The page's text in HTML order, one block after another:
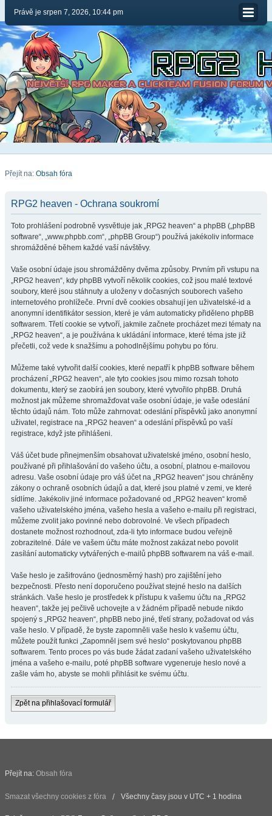
Právě je srpen 7, 2026, 10:44 pm
Přejít na: Obsah fóra
RPG2 heaven - Ochrana soukromí
Toto prohlášení podrobně vysvětluje jak „RPG2 heaven“ a phpBB („phpBB
software“, „www.phpbb.com“, „phpBB Group“) používá jakékoliv informace
shromážděné během každé vaší návštěvy.
Vaše osobní údaje jsou shromážděny dvěma způsoby. Prvním při vstupu na
„RPG2 heaven“, kdy phpBB vytvoří několik cookies, což jsou malé textové
soubory, které jsou stáhnuty a uloženy v dočasných souborech vašeho
internetového prohlížeče. První dvě cookies obsahují jen uživatelské-id a
anonymní identifikátor session, které je vám automaticky přiděleno phpBB
softwarem. Třetí cookie se vytvoří, jakmile začnete procházet mezi tématy na
„RPG2 heaven“, a je používána k ukládání informace, které téma jste již
přečetli, což vede k snažšímu a pohodlnějšímu pohybu po fóru.
Můžeme také vytvořit další cookies, které nepatří k phpBB software během
procházení „RPG2 heaven“, ale tyto cookies jsou mimo rozsah tohoto
dokumentu, který se zaobírá jen soubory, které vytvořilo phpBB. Druhá
možnost jak můžeme shromažďovat vaše osobní údaje, je vaše odeslání
těchto údajů nám. Toto může zahrnovat: odeslání příspěvků jako anonymní
uživatel, registrace na „RPG2 heaven“ a odeslání příspěvků po vaší
registrace, když jste přihlášeni.
Váš účet bude přinejmenším obsahovat uživatelské jméno, osobní heslo,
používané při přihlašování do vašeho účtu, a osobní, platnou e-mailovou
adresu. Vaše osobní údaje pro váš účet na „RPG2 heaven“ jsou chráněny
zákony o ochraně osobních údajů a dat, které jsou platné v zemi, ve které
sídlíme. Jakékoliv jiné informace požadované od „RPG2 heaven“ kromě
vašeho uživatelského jména, vašeho hesla a vašeho e-mailu při registraci,
můžeme zvolit jako povinné nebo dobrovolné. Ve všech případech
dostanete možnost rozhodnout, zda-li tyto informace budou veřejně
zobrazitelné. Dále ve vašem účtu máte možnost zakázat nebo povolit
zasílání automaticky vytvářených e-mailů phpBB softwarem na váš e-mail.
Vaše heslo je zašifrováno (jednosměrný hash) pro zajištění jeho
bezpečnosti. Přesto není doporučeno používat stejné heslo na dalších
stránkách. Vaše heslo je prostředek k přístupu k vašemu účtu na „RPG2
heaven“, takže jej pečlivě uchovejte a v žádném případě nebude nikdo
spojený s „RPG2 heaven“, phpBB nebo jiné, třetí strany, požadovat od vás
vaše heslo. V případě, že byste zapomněli vaše heslo k vašemu účtu,
můžete použít funkci „Zapomněl jsem své heslo“ poskytovanou phpBB
softwarem. Tento proces po vás bude žádat zadaní vašeho uživatelského
jména a vašeho e-mailu, poté phpBB software vygeneruje heslo nové a
zašle vám ho, abyste se mohli přihlásit ke svému účtu.
Zpět na přihlašovací formulář
Přejít na: Obsah fóra
Smazat všechny cookies z fóra Všechny časy jsou v UTC + 1 hodina